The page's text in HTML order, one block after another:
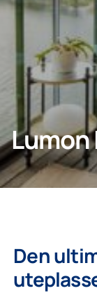
Hjem
Lumon
KONTAKT
Den